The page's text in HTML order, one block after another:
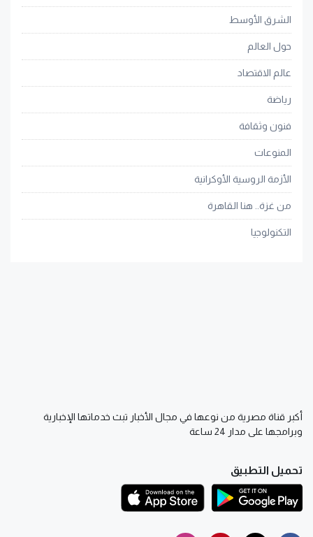
الشرق الأوسط
حول العالم
عالم الاقتصاد
رياضة
فنون وثقافة
المنوعات
الأزمة الروسية الأوكرانية
من غزة.. هنا القاهرة
التكنولوجيا
أكبر قناة مصرية من نوعها في مجال الأخبار تبث خدماتها الإخبارية
وبرامجها على مدار 24 ساعة
تحميل التطبيق